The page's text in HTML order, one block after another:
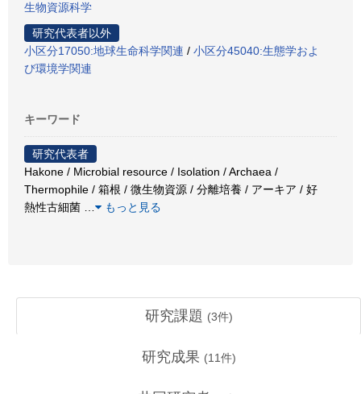
生物資源科学
研究代表者以外
小区分17050:地球生命科学関連 / 小区分45040:生態学およ
び環境学関連
キーワード
研究代表者
Hakone / Microbial resource / Isolation / Archaea /
Thermophile / 箱根 / 微生物資源 / 分離培養 / アーキア / 好
熱性古細菌
もっと見る
研究課題 (3件)
研究成果 (11件)